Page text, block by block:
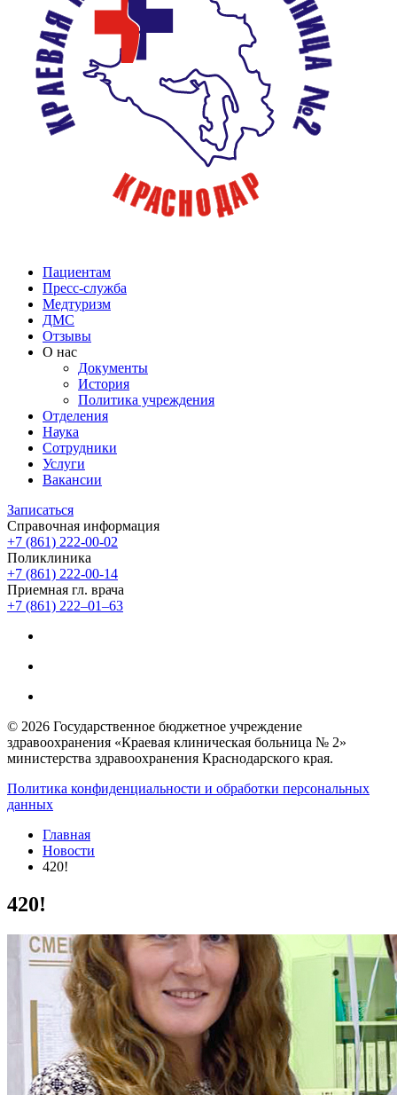
Пациентам
Пресс-служба
Медтуризм
ДМС
Отзывы
О нас
Документы
История
Политика учреждения
Отделения
Наука
Сотрудники
Услуги
Вакансии
Записаться
Справочная информация
+7 (861) 222-00-02
Поликлиника
+7 (861) 222-00-14
Приемная гл. врача
+7 (861) 222‒01‒63
© 2026 Государственное бюджетное учреждение
здравоохранения «Краевая клиническая больница № 2»
министерства здравоохранения Краснодарского края.
Политика конфиденциальности и обработки персональных
данных
Главная
Новости
420!
420!